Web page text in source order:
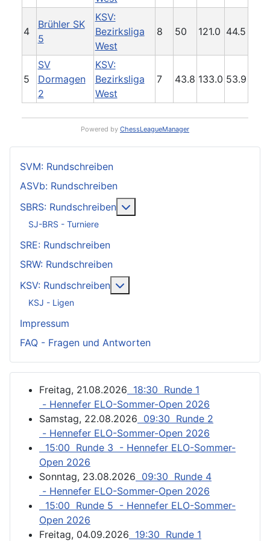
4
Brühler SK
5
KSV:
Bezirksliga
West
8 50 121.0 44.5
5
SV
Dormagen
2
KSV:
Bezirksliga
West
7 43.8 133.0 53.9
Powered by ChessLeagueManager
SVM: Rundschreiben
ASVb: Rundschreiben
SBRS: Rundschreiben
SJ-BRS - Turniere
SRE: Rundschreiben
SRW: Rundschreiben
KSV: Rundschreiben
KSJ - Ligen
Impressum
FAQ - Fragen und Antworten
Freitag, 21.08.2026 18:30 Runde 1
- Hennefer ELO-Sommer-Open 2026
Samstag, 22.08.2026 09:30 Runde 2
- Hennefer ELO-Sommer-Open 2026
15:00 Runde 3 - Hennefer ELO-Sommer-
Open 2026
Sonntag, 23.08.2026 09:30 Runde 4
- Hennefer ELO-Sommer-Open 2026
15:00 Runde 5 - Hennefer ELO-Sommer-
Open 2026
Freitag, 04.09.2026 19:30 Runde 1